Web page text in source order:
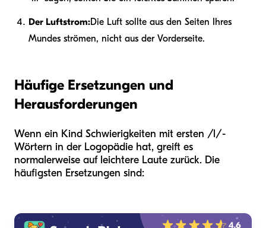
Der Luftstrom:Die Luft sollte aus den Seiten Ihres
Mundes strömen, nicht aus der Vorderseite.
Häufige Ersetzungen und
Herausforderungen
Wenn ein Kind Schwierigkeiten mit ersten /l/-
Wörtern in der Logopädie hat, greift es
normalerweise auf leichtere Laute zurück. Die
häufigsten Ersetzungen sind: